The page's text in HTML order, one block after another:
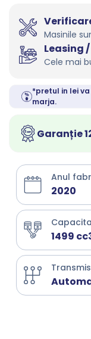
Masinile
Leasing
Cele mai
*pretul in lei va
marja.
Garanție
Anul
2020
1499